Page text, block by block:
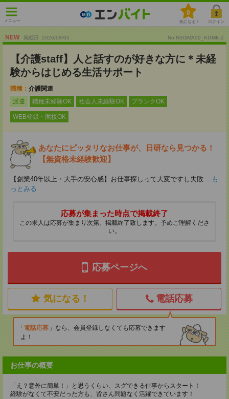
メニュー
0
気になる！ ログイン
NEW 掲載日 :2026/08/05 No.NSGMA09_KGMK-2
【介護staff】人と話すのが好きな方に＊未経
験からはじめる生活サポート
職種： 介護関連
派遣
職種未経験OK 社会人未経験OK ブランクOK
WEB登録・面接OK
あなたにピッタリなお仕事が、日研なら見つかる！
【無資格未経験歓迎】
【創業40年以上・大手の安心感】お仕事探しって大変ですし失敗 ...も
っとみる
応募が集まった時点で掲載終了
この求人は応募が集まり次第、掲載終了致します。予めご理解くださ
い。
応募ページへ
気になる！ 電話応募
電話応募
なら、会員登録しなくても応募できます
よ！
お仕事の概要
「え？意外に簡単！」と思うくらい、スグできる仕事からスタート！
経験がなくて不安だった方も、皆さん問題なく活躍できています！